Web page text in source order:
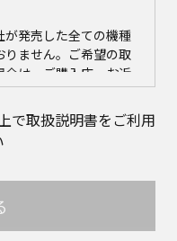
発売した全ての機種
ません。ご希望の取
は、ご購入店、お近
は当社サービス会社
購入いただきますよ
、商品自体の生産中
品につき取扱説明書
いる取扱説明書の対
でご購入できない場
で取扱説明書をご利用